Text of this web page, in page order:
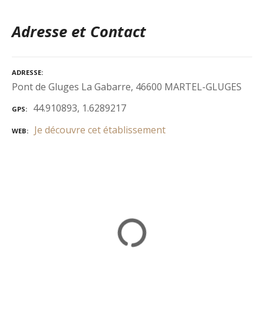
Adresse et Contact
ADRESSE
Pont de Gluges La Gabarre, 46600 MARTEL-GLUGES
GPS 44.910893, 1.6289217
WEB Je découvre cet établissement